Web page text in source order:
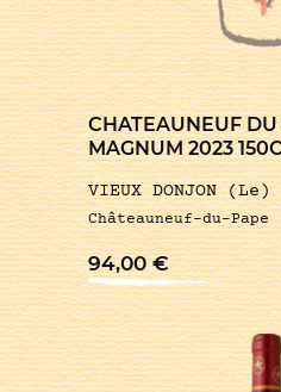
CHATEAUNEUF
MAGNUM 2023
VIEUX DONJON (Le)
Châteauneuf-du-Pape
94,00€